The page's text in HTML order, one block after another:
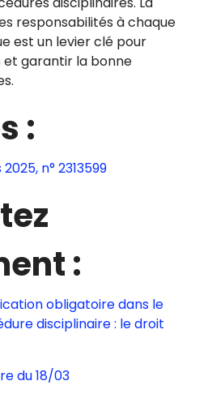
responsabilités à chaque
est un levier clé pour
et garantir la bonne
:
n° 2313599
:
obligatoire dans le
disciplinaire : le droit
du 18/03